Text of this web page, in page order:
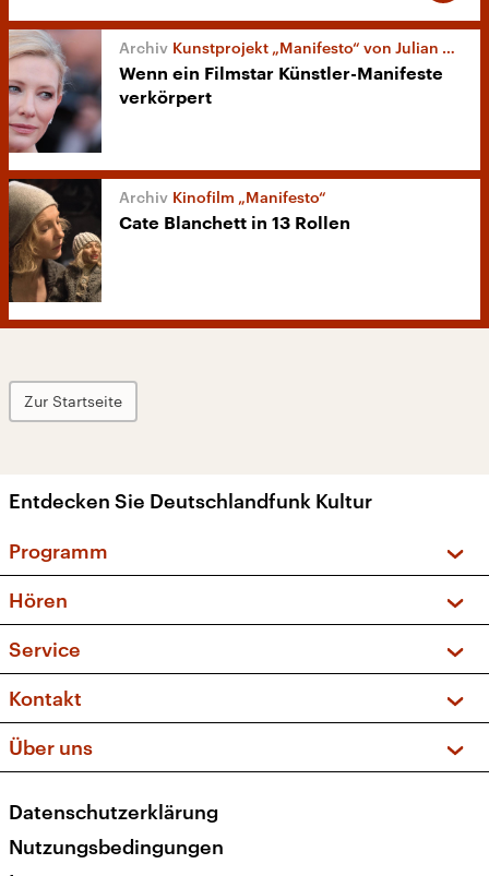
Kunstprojekt „Manifesto“ von Julian Rosefeldt
Wenn ein Filmstar Künstler-Manifeste
verkörpert
Kinofilm „Manifesto“
Cate Blanchett in 13 Rollen
Zur Startseite
Entdecken Sie Deutschlandfunk Kultur
Programm
Sendungen und Podcasts
Musikliste
Kakadu – Das Kinderprogramm
Hören
Frequenzen (UKW + DAB+)
Service
FAQ
Apps
Newsletter
Veranstaltungen
Kontakt
Social Media
Über uns
Presse
Karriere
Datenschutzerklärung
Nutzungsbedingungen